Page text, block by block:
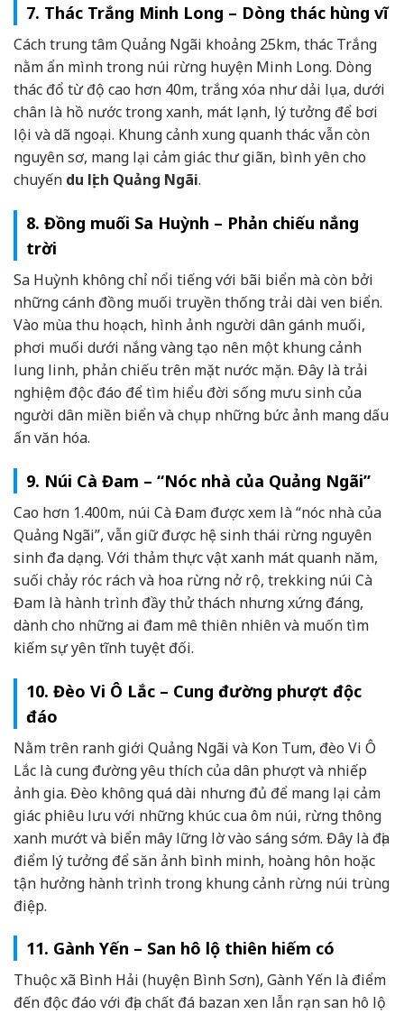
7. Thác Trắng Minh Long – Dòng thác hùng vĩ
Cách trung tâm Quảng Ngãi khoảng 25km, thác Trắng
nằm ẩn mình trong núi rừng huyện Minh Long. Dòng
thác đổ từ độ cao hơn 40m, trắng xóa như dải lụa, dưới
chân là hồ nước trong xanh, mát lạnh, lý tưởng để bơi
lội và dã ngoại. Khung cảnh xung quanh thác vẫn còn
nguyên sơ, mang lại cảm giác thư giãn, bình yên cho
chuyến du lịch Quảng Ngãi.
8. Đồng muối Sa Huỳnh – Phản chiếu nắng
trời
Sa Huỳnh không chỉ nổi tiếng với bãi biển mà còn bởi
những cánh đồng muối truyền thống trải dài ven biển.
Vào mùa thu hoạch, hình ảnh người dân gánh muối,
phơi muối dưới nắng vàng tạo nên một khung cảnh
lung linh, phản chiếu trên mặt nước mặn. Đây là trải
nghiệm độc đáo để tìm hiểu đời sống mưu sinh của
người dân miền biển và chụp những bức ảnh mang dấu
ấn văn hóa.
9. Núi Cà Đam – “Nóc nhà của Quảng Ngãi”
Cao hơn 1.400m, núi Cà Đam được xem là “nóc nhà của
Quảng Ngãi”, vẫn giữ được hệ sinh thái rừng nguyên
sinh đa dạng. Với thảm thực vật xanh mát quanh năm,
suối chảy róc rách và hoa rừng nở rộ, trekking núi Cà
Đam là hành trình đầy thử thách nhưng xứng đáng,
dành cho những ai đam mê thiên nhiên và muốn tìm
kiếm sự yên tĩnh tuyệt đối.
10. Đèo Vi Ô Lắc – Cung đường phượt độc
đáo
Nằm trên ranh giới Quảng Ngãi và Kon Tum, đèo Vi Ô
Lắc là cung đường yêu thích của dân phượt và nhiếp
ảnh gia. Đèo không quá dài nhưng đủ để mang lại cảm
giác phiêu lưu với những khúc cua ôm núi, rừng thông
xanh mướt và biển mây lững lờ vào sáng sớm. Đây là địa
điểm lý tưởng để săn ảnh bình minh, hoàng hôn hoặc
tận hưởng hành trình trong khung cảnh rừng núi trùng
điệp.
11. Gành Yến – San hô lộ thiên hiếm có
Thuộc xã Bình Hải (huyện Bình Sơn), Gành Yến là điểm
đến độc đáo với địa chất đá bazan xen lẫn rạn san hô lộ